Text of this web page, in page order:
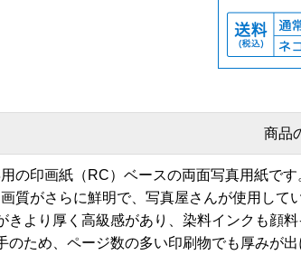
商品
の印画紙（RC）ベースの両面写真用紙です
質がさらに鮮明で、写真屋さんが使用して
きより厚く高級感があり、染料インクも顔料
のため、ページ数の多い印刷物でも厚みが出